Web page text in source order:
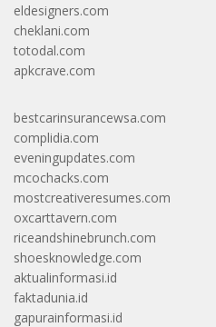
eldesigners.com
cheklani.com
totodal.com
apkcrave.com
bestcarinsurancewsa.com
complidia.com
eveningupdates.com
mcochacks.com
mostcreativeresumes.com
oxcarttavern.com
riceandshinebrunch.com
shoesknowledge.com
aktualinformasi.id
faktadunia.id
gapurainformasi.id